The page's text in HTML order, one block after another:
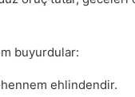
buyurdular:
ehlindendir.